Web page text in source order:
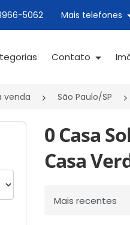
5062 Mais telefones
Contato
venda São Paulo/SP
0 Casa
Casa
Ordenar por